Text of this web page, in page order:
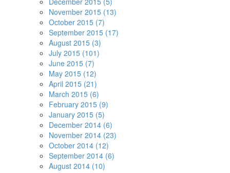
November 2015 (13)
October 2015 (7)
September 2015 (17)
August 2015 (3)
July 2015 (101)
June 2015 (7)
May 2015 (12)
April 2015 (21)
March 2015 (6)
February 2015 (9)
January 2015 (5)
December 2014 (6)
November 2014 (23)
October 2014 (12)
September 2014 (6)
August 2014 (10)